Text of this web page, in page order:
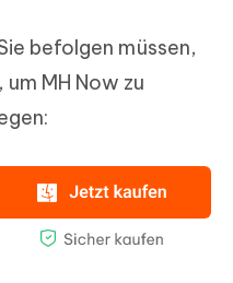
befolgen müssen,
MH Now zu